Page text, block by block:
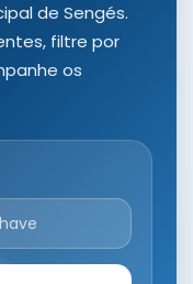
de Sengés.
filtre por
os